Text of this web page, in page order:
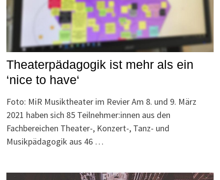
Theaterpädagogik ist mehr als ein
‘nice to have‘
Foto: MiR Musiktheater im Revier Am 8. und 9. März
2021 haben sich 85 Teilnehmer:innen aus den
Fachbereichen Theater-, Konzert-, Tanz- und
Musikpädagogik aus 46 …